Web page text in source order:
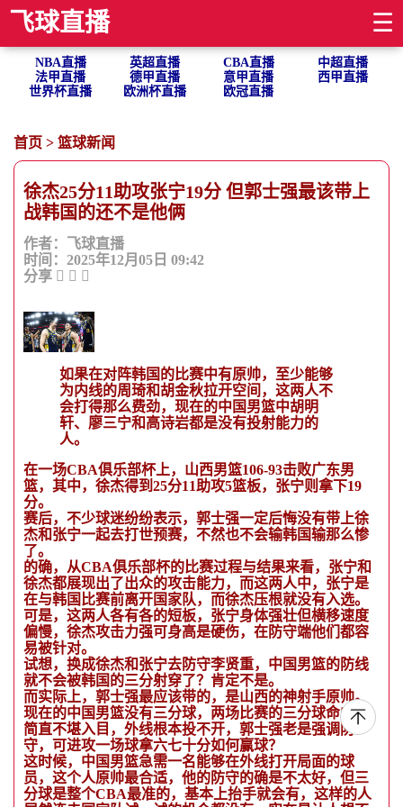
飞球直播 ☰
NBA直播 英超直播 CBA直播
中超直播
法甲直播
德甲直播 意甲直播
西甲直播
世界杯直播
欧洲杯直播 欧冠直播
首页 > 篮球新闻
徐杰25分11助攻张宁19分 但郭士强最该带上
战韩国的还不是他俩
作者：飞球直播
时间：2025年12月05日 09:42
分享
如果在对阵韩国的比赛中有原帅，至少能够
为内线的周琦和胡金秋拉开空间，这两人不
会打得那么费劲，现在的中国男篮中胡明
轩、廖三宁和高诗岩都是没有投射能力的
人。
在一场CBA俱乐部杯上，山西男篮106-93击败广东男
篮，其中，徐杰得到25分11助攻5篮板，张宁则拿下19
分。
赛后，不少球迷纷纷表示，郭士强一定后悔没有带上徐
杰和张宁一起去打世预赛，不然也不会输韩国输那么惨
了。
的确，从CBA俱乐部杯的比赛过程与结果来看，张宁和
徐杰都展现出了出众的攻击能力，而这两人中，张宁是
在与韩国比赛前离开国家队，而徐杰压根就没有入选。
可是，这两人各有各的短板，张宁身体强壮但横移速度
偏慢，徐杰攻击力强可身高是硬伤，在防守端他们都容
易被针对。
试想，换成徐杰和张宁去防守李贤重，中国男篮的防线
就不会被韩国的三分射穿了？肯定不是。
而实际上，郭士强最应该带的，是山西的神射手原帅。
现在的中国男篮没有三分球，两场比赛的三分球命中率
简直不堪入目，外线根本投不开，郭士强老是强调防
守，可进攻一场球拿六七十分如何赢球？
这时候，中国男篮急需一名能够在外线打开局面的球
员，这个人原帅最合适，他的防守的确是不太好，但三
分球是整个CBA最准的，基本上抬手就会有，这样的人